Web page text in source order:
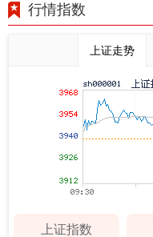
行情指数
上证走势
上证指数